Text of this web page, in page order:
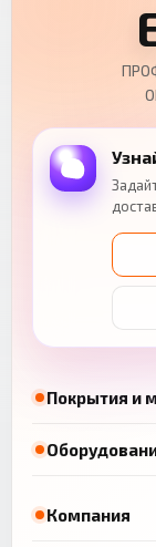
Покрытия и
Компания